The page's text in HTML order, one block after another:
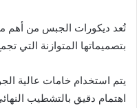
تُعد ديكورات الجبس من أهم
بتصميماتها المتوازنة التي
يتم استخدام خامات عالية
اهتمام دقيق بالتشطيب